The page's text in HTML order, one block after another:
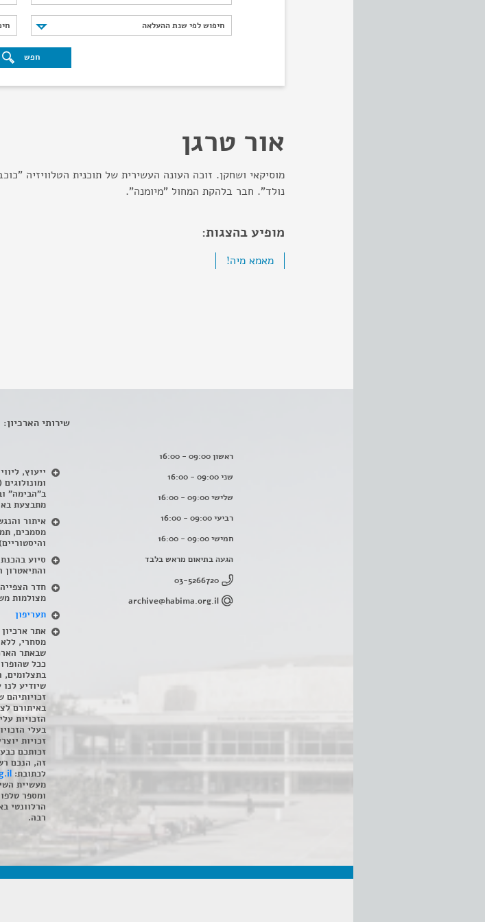
חיפוש לפי שנת ההעלאה
חיפוש לפי שנת ההעלאה
חפש
אור טרגן
מוסיקאי ושחקן. זוכה העונה העשירית של תוכנית הטלוויזיה
נולד". חבר בלהקת המחול "מיומנה".
מופיע בהצגות:
מאמא מיה!
ראשון 09:00 - 16:00
שני 09:00 - 16:00
שלישי 09:00 - 16:00
רביעי 09:00 - 16:00
חמישי 09:00 - 16:00
הגעה בתיאום מראש בלבד
03-5266720
archive@habima.org.il
שירותי הארכיון:
ייעוץ,
ב"הבימה"
מתבצעת
איתור
מסמכים,
והיסטוריים)
סיוע
והתיאטרון
מצולמות
תעריפון
אתר
מסחרי, ללא
שבאתר
ככל
בתצלומים,
שיודיע
זכויותיהם
באיתורם
הזכויות
זכותכם
זה, הנכם
לכתובת:
מעשיית
ומספר
הרלוונטי
רבה.